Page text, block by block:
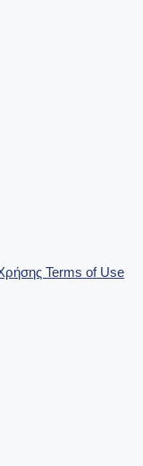
Terms of Use